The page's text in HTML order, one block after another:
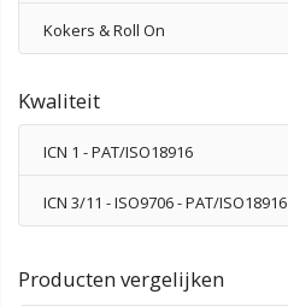
Kokers & Roll On
Kwaliteit
ICN 1 - PAT/ISO18916
ICN 3/11 - ISO9706 - PAT/ISO18916
Producten vergelijken